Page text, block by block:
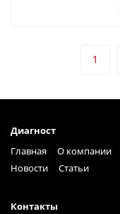
1
Диагност
Главная
О компании
Новости
Статьи
Контакты